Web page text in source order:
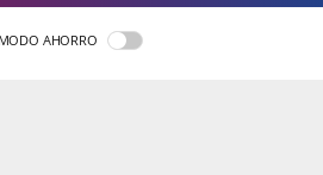
AHORRO